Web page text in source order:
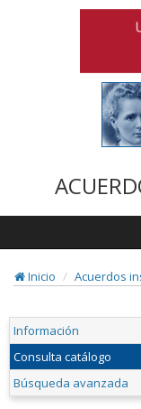
Inicio
Acuerdos
Información
Consulta catálogo
Búsqueda avanzada